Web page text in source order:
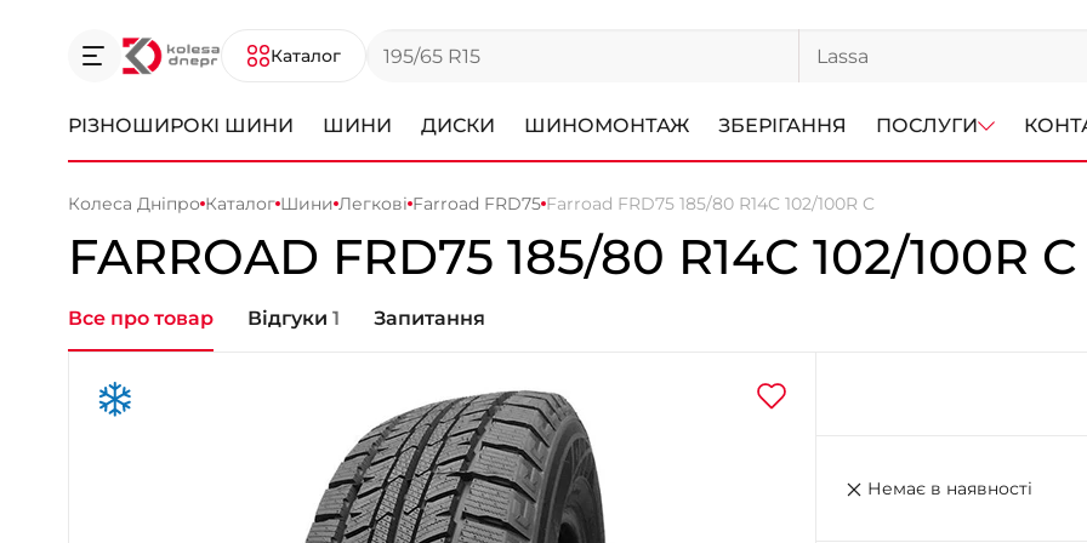
Каталог
РІЗНОШИРОКІ ШИНИ ШИНИ ДИСКИ ШИНОМОНТАЖ ЗБЕРІГАННЯ ПОСЛУГИ
Колеса Дніпро Каталог Шини Легкові Farroad FRD75 Farroad FRD75 185/80 R14C 102/100R C
FARROAD FRD75 185/80 R14C 102/100R C
Все про товар Відгуки 1 Запитання
Немає в наявності